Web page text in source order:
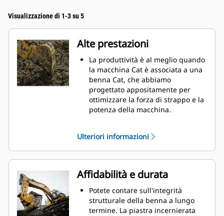
Visualizzazione di 1-3 su 5
Alte prestazioni
La produttività è al meglio quando
la macchina Cat è associata a una
benna Cat, che abbiamo
progettato appositamente per
ottimizzare la forza di strappo e la
potenza della macchina.
benna. Il gioco del tallone
aggiunto assicura che il fondo
della benna non si trascini,
riducendo i costi della
manutenzione.
I consumi di carburante si
innalzano sensibilmente durante
le operazioni di scavo. Le benne
Ulteriori informazioni
Affidabilità e durata
Potete contare sull'integrità
strutturale della benna a lungo
termine. La piastra incernierata